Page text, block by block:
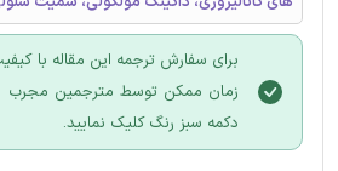
برای سفارش ترجمه این مقاله با
زمان ممکن توسط مترجمین مجرب
دکمه سبز رنگ کلیک نمایید.